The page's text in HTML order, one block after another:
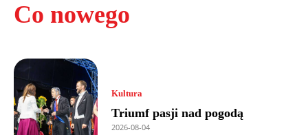
Co nowego
Kultura
Triumf pasji nad pogodą
2026-08-04